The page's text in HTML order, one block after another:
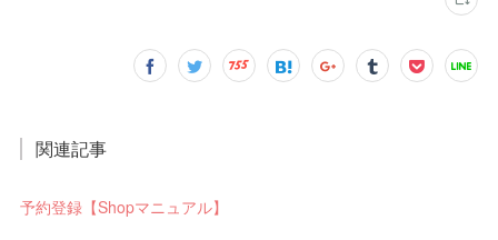
関連記事
予約登録【Shopマニュアル】